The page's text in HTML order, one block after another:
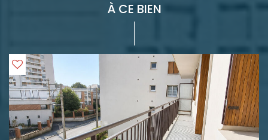
À CE BIEN